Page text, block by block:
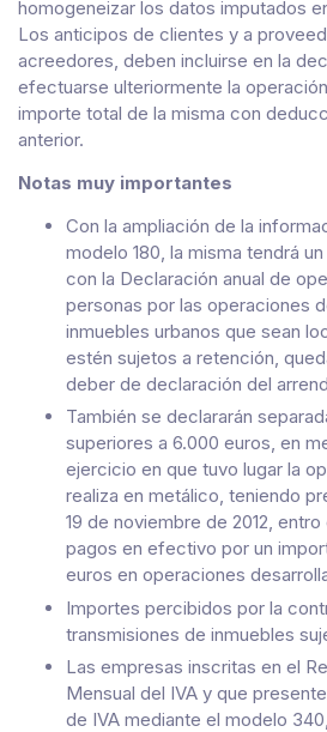
homogeneizar los datos imputados
Los anticipos de clientes y a
acreedores, deben incluirse en la
efectuarse ulteriormente la
importe total de la misma con
anterior.
Notas muy importantes
Con la ampliación de la
modelo 180, la misma tendrá
con la Declaración anual de
personas por las operaciones
inmuebles urbanos que sean
estén sujetos a retención,
deber de declaración del
También se declararán
superiores a 6.000 euros, en
ejercicio en que tuvo lugar la
realiza en metálico, teniendo
19 de noviembre de 2012,
pagos en efectivo por un
euros en operaciones
Importes percibidos por la
transmisiones de inmuebles
Las empresas inscritas en el
Mensual del IVA y que
de IVA mediante el modelo